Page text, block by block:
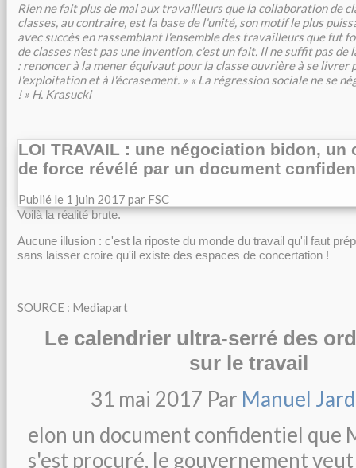
Rien ne fait plus de mal aux travailleurs que la collaboration de
classes, au contraire, est la base de l'unité, son motif le plus
avec succès en rassemblant l'ensemble des travailleurs que fut
de classes n'est pas une invention, c'est un fait. Il ne suffit pas de
: renoncer à la mener équivaut pour la classe ouvrière à se livrer
l'exploitation et à l'écrasement. » « La régression sociale ne se
! » H. Krasucki
LOI TRAVAIL : une négociation bidon, un
de force révélé par un document
Publié le 1 juin 2017 par FSC
Voilà la réalité brute.
Aucune illusion : c'est la riposte du monde du travail qu'il faut
sans laisser croire qu'il existe des espaces de concertation !
SOURCE : Mediapart
Le calendrier ultra-serré des
sur le travail
31 mai 2017 Par Manuel
elon un document confidentiel que
s'est procuré, le gouvernement